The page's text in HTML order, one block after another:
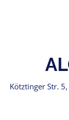
Kötztinger Str.